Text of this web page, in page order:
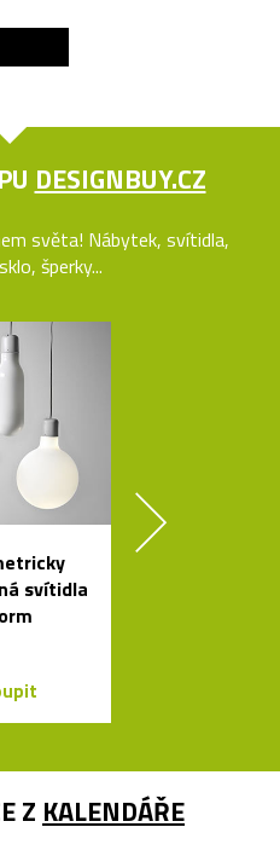
DESIGNBUY.CZ
světa! Nábytek, svítidla,
šperky...
svítidla
Z KALENDÁŘE